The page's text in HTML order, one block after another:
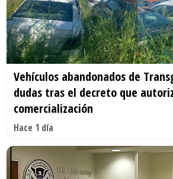
Vehículos abandonados de
dudas tras el decreto que
comercialización
Hace 1 día